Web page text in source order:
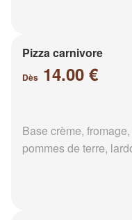
Pizza carnivore
Dès 14.00 €
Base crème,
pommes de terre,